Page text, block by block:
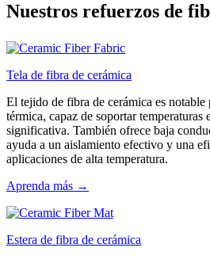
Nuestros refuerzos de
Tela de fibra de cerámica
El tejido de fibra de cerámica es notable
térmica, capaz de soportar temperaturas
significativa. También ofrece baja
ayuda a un aislamiento efectivo y una
aplicaciones de alta temperatura.
Aprenda más →
Estera de fibra de cerámica